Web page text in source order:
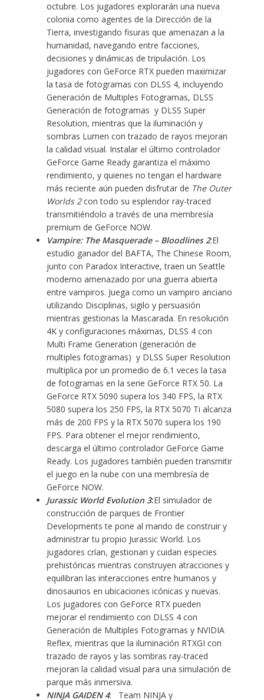
octubre. Los jugadores explorarán una nueva
colonia como agentes de la Dirección de la
Tierra, investigando fisuras que amenazan a la
humanidad, navegando entre facciones,
decisiones y dinámicas de tripulación. Los
jugadores con GeForce RTX pueden maximizar
la tasa de fotogramas con DLSS 4, incluyendo
Generación de Multiples Fotogramas, DLSS
Generación de fotogramas y DLSS Super
Resolution, mientras que la iluminación y
sombras Lumen con trazado de rayos mejoran
la calidad visual. Instalar el último controlador
GeForce Game Ready garantiza el máximo
rendimiento, y quienes no tengan el hardware
más reciente aún pueden disfrutar de The Outer
Worlds 2con todo su esplendor ray-traced
transmitiéndolo a través de una membresía
premium de GeForce NOW.
Vampire: The Masquerade – Bloodlines 2:El
estudio ganador del BAFTA, The Chinese Room,
junto con Paradox Interactive, traen un Seattle
moderno amenazado por una guerra abierta
entre vampiros. Juega como un vampiro anciano
utilizando Disciplinas, sigilo y persuasión
mientras gestionas la Mascarada. En resolución
4K y configuraciones máximas, DLSS 4 con
Multi Frame Generation (generación de
multiples fotogramas) y DLSS Super Resolution
multiplica por un promedio de 6.1 veces la tasa
de fotogramas en la serie GeForce RTX 50. La
GeForce RTX 5090 supera los 340 FPS, la RTX
5080 supera los 250 FPS, la RTX 5070 Ti alcanza
más de 200 FPS y la RTX 5070 supera los 190
FPS. Para obtener el mejor rendimiento,
descarga el último controlador GeForce Game
Ready. Los jugadores también pueden transmitir
el juego en la nube con una membresía de
GeForce NOW.
Jurassic World Evolution 3:El simulador de
construcción de parques de Frontier
Developments te pone al mando de construir y
administrar tu propio Jurassic World. Los
jugadores crían, gestionan y cuidan especies
prehistóricas mientras construyen atracciones y
equilibran las interacciones entre humanos y
dinosaurios en ubicaciones icónicas y nuevas.
Los jugadores con GeForce RTX pueden
mejorar el rendimiento con DLSS 4 con
Generación de Multiples Fotogramas y NVIDIA
Reflex, mientras que la iluminación RTXGI con
trazado de rayos y las sombras ray-traced
mejoran la calidad visual para una simulación de
parque más inmersiva.
NINJA GAIDEN 4: Team NINJA y